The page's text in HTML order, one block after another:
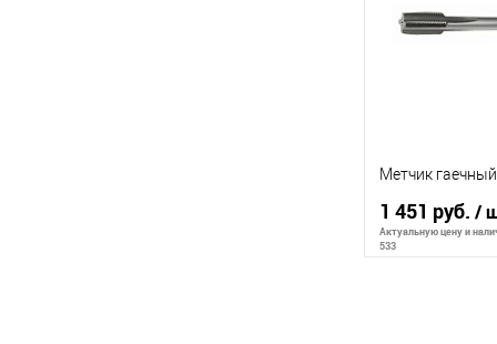
К сравнению
Метчик
1 451 руб. /
Актуальную цену и
533